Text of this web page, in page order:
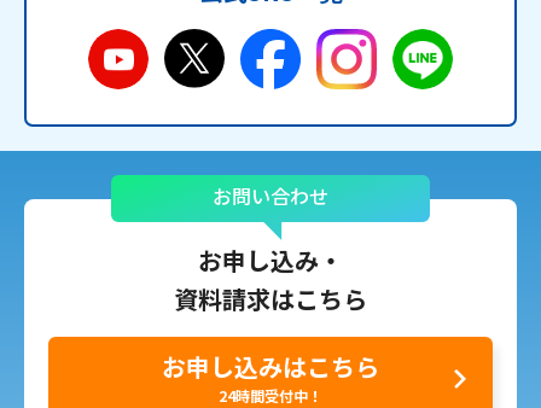
お問い合わせ
お申し込み・
資料請求はこちら
お申し込みはこちら
24時間受付中！